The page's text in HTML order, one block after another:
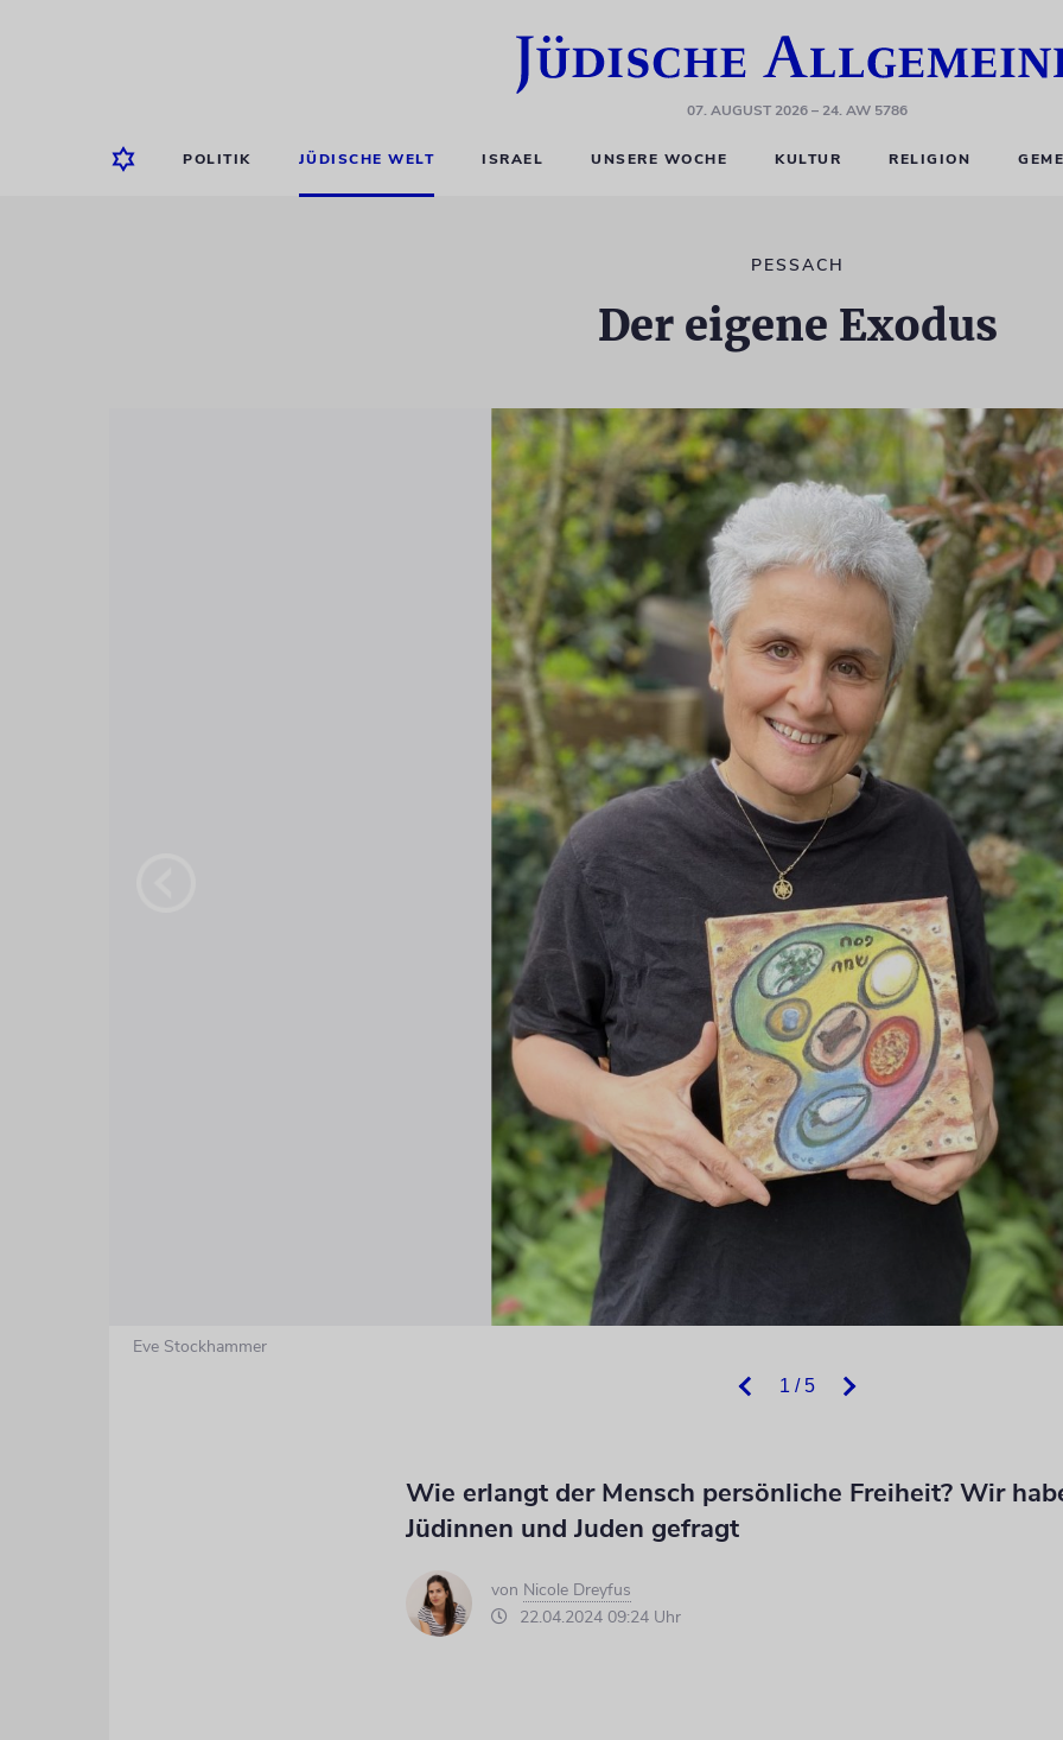
07. AUGUST 2026– 24. AW 5786
POLITIK JÜDISCHE WELT ISRAEL UNSERE WOCHE KULTUR RELIGION
PESSACH
Der eigene Exodus
1 / 5
Eve Stockhammer
Wie erlangt der Mensch persönliche Freiheit? Wir
Jüdinnen und Juden gefragt
von Nicole Dreyfus
22.04.2024 09:24 Uhr